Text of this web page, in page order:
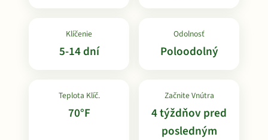
Klíčenie
5-14 dní
Odolnosť
Poloodolný
Teplota Klíč.
70°F
Začnite Vnútra
4 týždňov pred
posledným